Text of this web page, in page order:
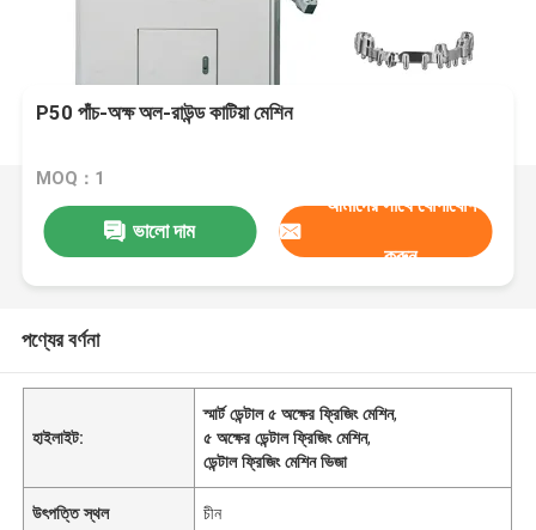
P50 পাঁচ-অক্ষ অল-রাউন্ড কাটিয়া মেশিন
MOQ：1
ভালো দাম
আমাদের সাথে যোগাযোগ
করুন
পণ্যের বর্ণনা
হাইলাইট:
স্মার্ট ডেন্টাল ৫ অক্ষের ফ্রিজিং মেশিন,
৫ অক্ষের ডেন্টাল ফ্রিজিং মেশিন,
ডেন্টাল ফ্রিজিং মেশিন ভিজা
উৎপত্তি স্থল চীন